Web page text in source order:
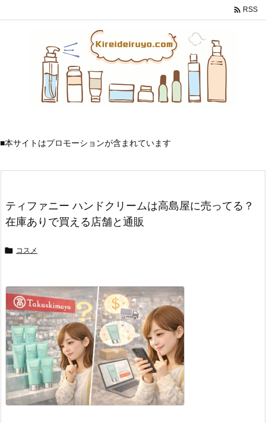
 RSS
■本サイトはプロモーションが含まれています
ティファニー ハンドクリームは高島屋に売ってる？
在庫ありで買える店舗と通販
 コスメ